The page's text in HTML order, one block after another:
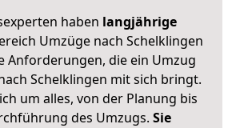
haben langjährige
Umzüge nach Schelklingen
Anforderungen, die ein Umzug
Schelklingen mit sich bringt.
um alles, von der Planung bis
des Umzugs. Sie